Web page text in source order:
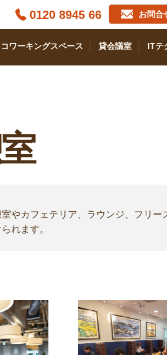
お問合
0120 8945 66
コワーキングスペース 貸会議室 ITテ
やカフェテリア、ラウンジ、フリー
れます。